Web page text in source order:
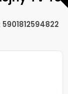
5901812594822